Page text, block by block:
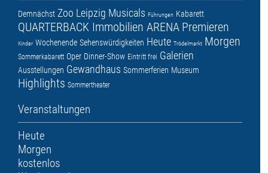
Demnächst Zoo Leipzig Musicals Führungen Kabarett
QUARTERBACK Immobilien ARENA Premieren
Kinder Wochenende Sehenswürdigkeiten Heute Trödelmarkt Morgen
Sommerkabarett Oper Dinner-Show Eintritt frei Galerien
Ausstellungen Gewandhaus Sommerferien Museum
Highlights Sommertheater
Veranstaltungen
Heute
Morgen
kostenlos